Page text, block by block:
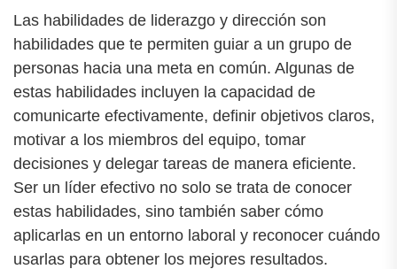
Las habilidades de liderazgo y dirección son
habilidades que te permiten guiar a un grupo de
personas hacia una meta en común. Algunas de
estas habilidades incluyen la capacidad de
comunicarte efectivamente, definir objetivos claros,
motivar a los miembros del equipo, tomar
decisiones y delegar tareas de manera eficiente.
Ser un líder efectivo no solo se trata de conocer
estas habilidades, sino también saber cómo
aplicarlas en un entorno laboral y reconocer cuándo
usarlas para obtener los mejores resultados.